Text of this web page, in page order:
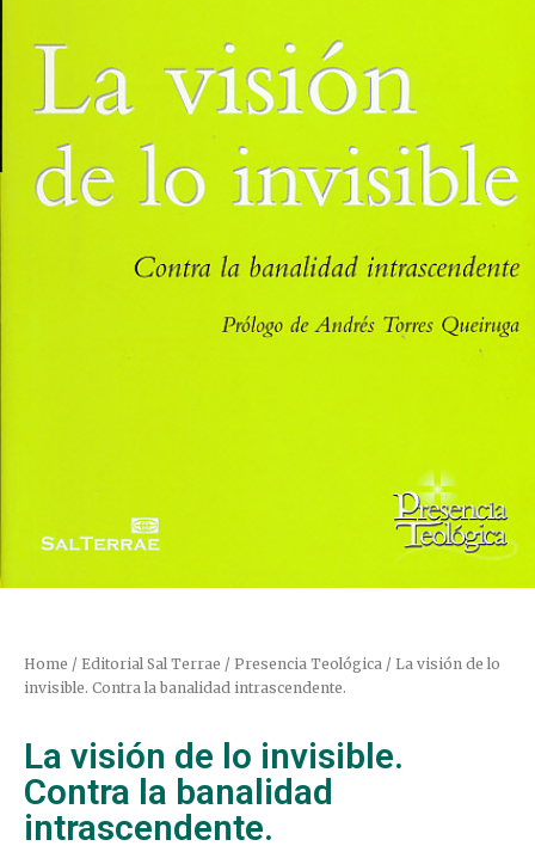
Home / Editorial Sal Terrae / Presencia Teológica / La visión de lo
invisible. Contra la banalidad intrascendente.
La visión de lo invisible.
Contra la banalidad
intrascendente.